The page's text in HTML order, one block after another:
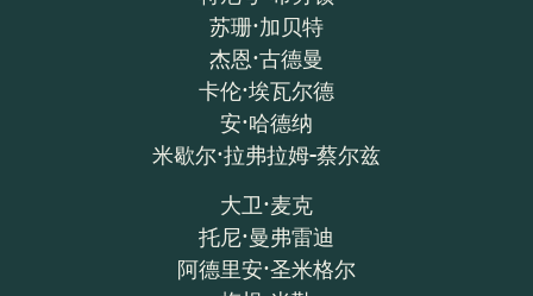
苏珊·加贝特
杰恩·古德曼
卡伦·埃瓦尔德
安·哈德纳
米歇尔·拉弗拉姆-蔡尔兹
大卫·麦克
托尼·曼弗雷迪
阿德里安·圣米格尔